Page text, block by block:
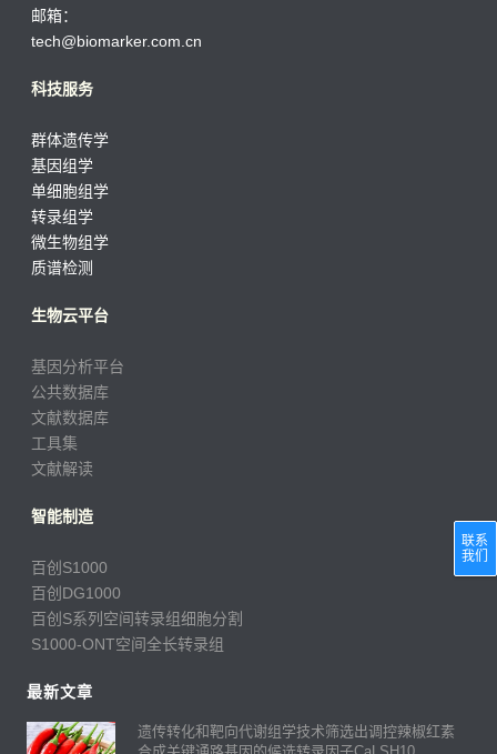
邮箱：
tech@biomarker.com.cn
科技服务
群体遗传学
基因组学
单细胞组学
转录组学
微生物组学
质谱检测
生物云平台
基因分析平台
公共数据库
文献数据库
工具集
文献解读
智能制造
百创S1000
百创DG1000
百创S系列空间转录组细胞分割
S1000-ONT空间全长转录组
最新文章
遗传转化和靶向代谢组学技术筛选出调控辣椒红素
联系
我们